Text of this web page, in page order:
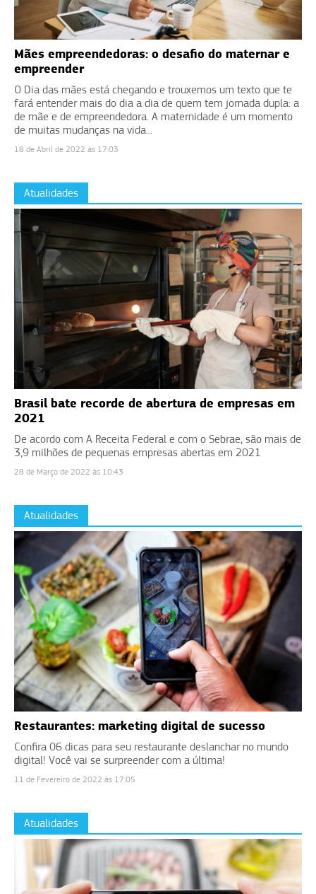
Mães empreendedoras: o desafio do maternar e
empreender
O Dia das mães está chegando e trouxemos um texto que te
fará entender mais do dia a dia de quem tem jornada dupla: a
de mãe e de empreendedora. A maternidade é um momento
de muitas mudanças na vida...
18 de Abril de 2022 às 17:03
Atualidades
Brasil bate recorde de abertura de empresas em
2021
De acordo com A Receita Federal e com o Sebrae, são mais de
3,9 milhões de pequenas empresas abertas em 2021
28 de Março de 2022 às 10:43
Atualidades
Restaurantes: marketing digital de sucesso
Confira 06 dicas para seu restaurante deslanchar no mundo
digital! Você vai se surpreender com a última!
11 de Fevereiro de 2022 às 17:05
Atualidades